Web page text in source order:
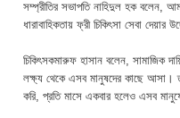
সম্প্রীতির সভাপতি নাহিদুল হক বলেন,
ধারাবাহিকতায় ফ্রী চিকিৎসা সেবা দেয়ার
চিকিৎসকমারুফ হাসান বলেন, সামাজিক
লক্ষ্য থেকে এসব মানুষদের কাছে আসা।
করি, প্রতি মাসে একবার হলেও এসব